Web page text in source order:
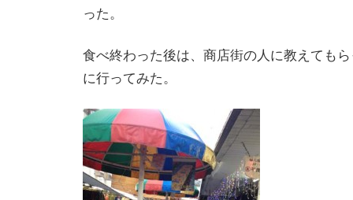
った。
食べ終わった後は、商店街の人に教えても
に行ってみた。